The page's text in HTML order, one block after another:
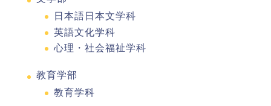
日本語日本文学科
英語文化学科
心理・社会福祉学科
教育学部
教育学科